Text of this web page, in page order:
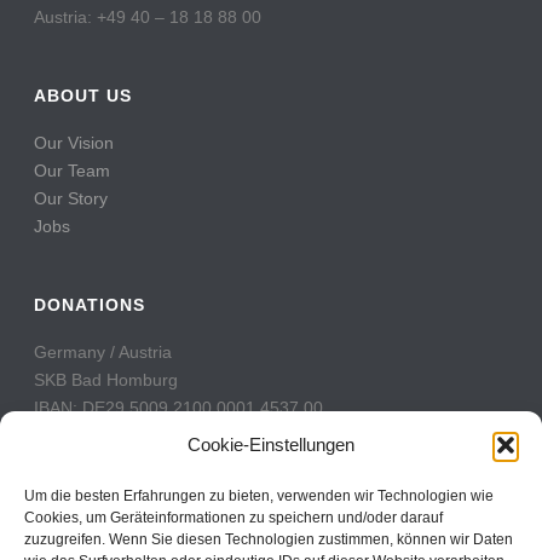
Cookie-Einstellungen
Um die besten Erfahrungen zu bieten, verwenden wir Technologien wie
Cookies, um Geräteinformationen zu speichern und/oder darauf
zuzugreifen. Wenn Sie diesen Technologien zustimmen, können wir Daten
Austria: +49 40 – 18 18 88 00
ABOUT US
Our Vision
Our Team
Our Story
Jobs
DONATIONS
Germany / Austria
SKB Bad Homburg
IBAN: DE29 5009 2100 0001 4537 00
BIC: GENODE51BH2
Switzerland
PostFinance
Konto: 60-742493-7